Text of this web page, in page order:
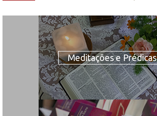
Meditações e Prédicas